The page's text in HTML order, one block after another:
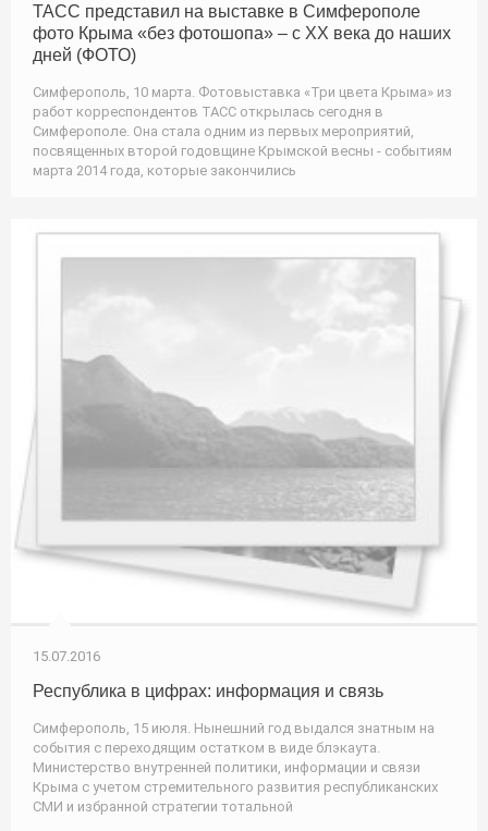
ТАСС представил на выставке в Симферополе
фото Крыма «без фотошопа» – с XX века до наших
дней (ФОТО)
Симферополь, 10 марта. Фотовыставка «Три цвета Крыма» из
работ корреспондентов ТАСС открылась сегодня в
Симферополе. Она стала одним из первых мероприятий,
посвященных второй годовщине Крымской весны - событиям
марта 2014 года, которые закончились
15.07.2016
Республика в цифрах: информация и связь
Симферополь, 15 июля. Нынешний год выдался знатным на
события с переходящим остатком в виде блэкаута.
Министерство внутренней политики, информации и связи
Крыма с учетом стремительного развития республиканских
СМИ и избранной стратегии тотальной